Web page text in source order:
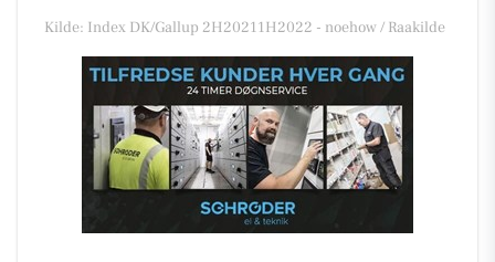
Kilde: Index DK/Gallup 2H20211H2022 - noehow / Raakilde